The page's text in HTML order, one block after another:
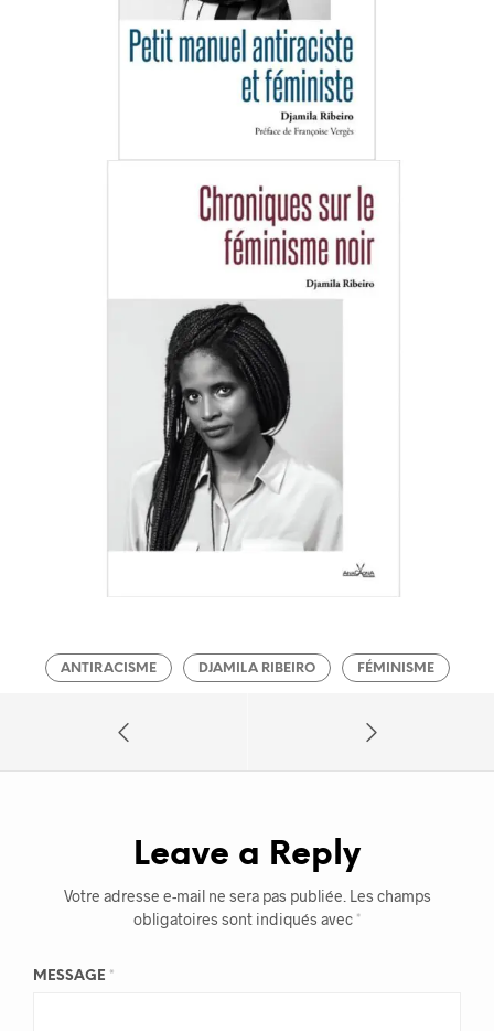
ANTIRACISME DJAMILA RIBEIRO FÉMINISME
Leave a Reply
Votre adresse e-mail ne sera pas publiée. Les champs
obligatoires sont indiqués avec *
MESSAGE *